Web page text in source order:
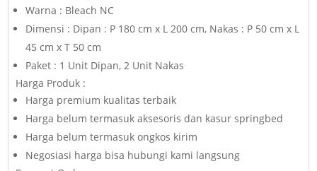
Warna : Bleach NC
Dimensi : Dipan : P 180 cm x L 200 cm, Nakas : P 50 cm x L
45 cm x T 50 cm
Paket : 1 Unit Dipan, 2 Unit Nakas
Harga Produk :
Harga premium kualitas terbaik
Harga belum termasuk aksesoris dan kasur springbed
Harga belum termasuk ongkos kirim
Negosiasi harga bisa hubungi kami langsung